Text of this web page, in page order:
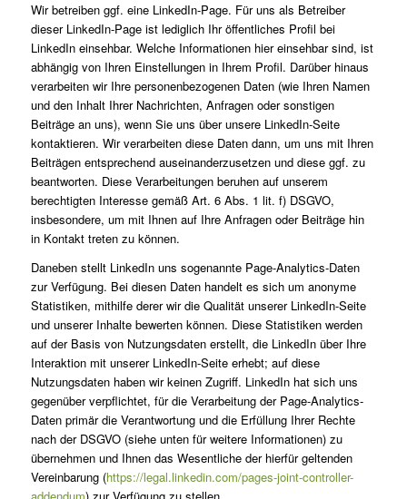
Wir betreiben ggf. eine LinkedIn-Page. Für uns als Betreiber
dieser LinkedIn-Page ist lediglich Ihr öffentliches Profil bei
LinkedIn einsehbar. Welche Informationen hier einsehbar sind, ist
abhängig von Ihren Einstellungen in Ihrem Profil. Darüber hinaus
verarbeiten wir Ihre personenbezogenen Daten (wie Ihren Namen
und den Inhalt Ihrer Nachrichten, Anfragen oder sonstigen
Beiträge an uns), wenn Sie uns über unsere LinkedIn-Seite
kontaktieren. Wir verarbeiten diese Daten dann, um uns mit Ihren
Beiträgen entsprechend auseinanderzusetzen und diese ggf. zu
beantworten. Diese Verarbeitungen beruhen auf unserem
berechtigten Interesse gemäß Art. 6 Abs. 1 lit. f) DSGVO,
insbesondere, um mit Ihnen auf Ihre Anfragen oder Beiträge hin
in Kontakt treten zu können.
Daneben stellt LinkedIn uns sogenannte Page-Analytics-Daten
zur Verfügung. Bei diesen Daten handelt es sich um anonyme
Statistiken, mithilfe derer wir die Qualität unserer LinkedIn-Seite
und unserer Inhalte bewerten können. Diese Statistiken werden
auf der Basis von Nutzungsdaten erstellt, die LinkedIn über Ihre
Interaktion mit unserer LinkedIn-Seite erhebt; auf diese
Nutzungsdaten haben wir keinen Zugriff. LinkedIn hat sich uns
gegenüber verpflichtet, für die Verarbeitung der Page-Analytics-
Daten primär die Verantwortung und die Erfüllung Ihrer Rechte
nach der DSGVO (siehe unten für weitere Informationen) zu
übernehmen und Ihnen das Wesentliche der hierfür geltenden
Vereinbarung (https://legal.linkedin.com/pages-joint-controller-